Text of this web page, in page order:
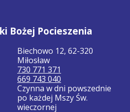
Bożej Pocieszenia
Biechowo 12, 62-320
Miłosław
730 771 371
669 743 040
Czynna w dni powszednie
po każdej Mszy Św.
wieczornej